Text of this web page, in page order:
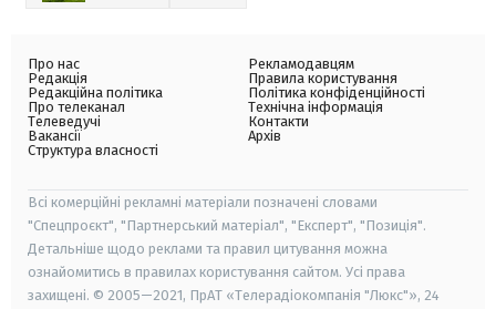
Про нас
Редакція
Редакційна політика
Про телеканал
Телеведучі
Вакансії
Структура власності
Рекламодавцям
Правила користування
Політика конфіденційності
Технічна інформація
Контакти
Архів
Всі комерційні рекламні матеріали позначені словами
"Спецпроєкт", "Партнерський матеріал", "Експерт", "Позиція".
Детальніше щодо реклами та правил цитування можна
ознайомитись в правилах користування сайтом. Усі права
захищені. © 2005—2021, ПрАТ «Телерадіокомпанія "Люкс"», 24